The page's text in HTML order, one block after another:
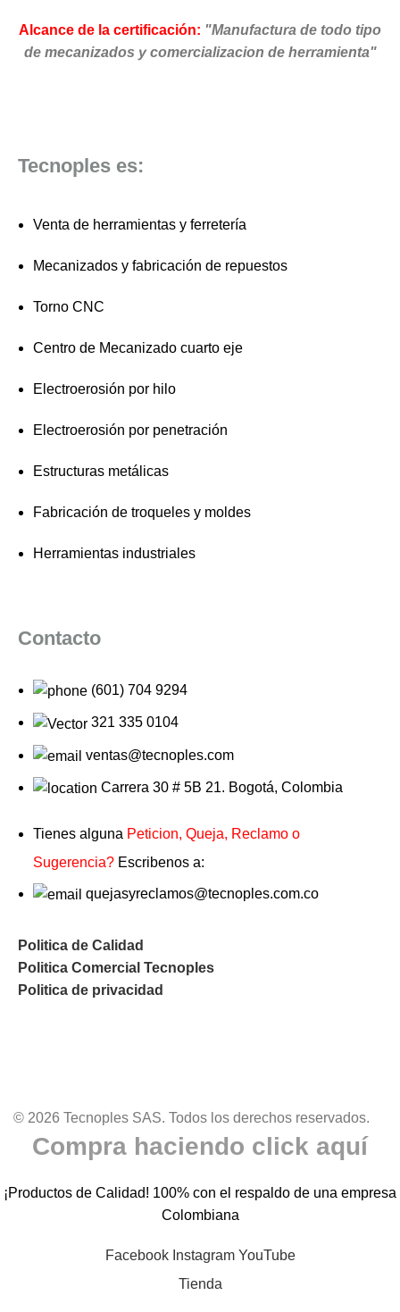
Alcance de la certificación: "Manufactura de todo tipo
de mecanizados y comercializacion de herramienta"
Tecnoples es:
Venta de herramientas y ferretería
Mecanizados y fabricación de repuestos
Torno CNC
Centro de Mecanizado cuarto eje
Electroerosión por hilo
Electroerosión por penetración
Estructuras metálicas
Fabricación de troqueles y moldes
Herramientas industriales
Contacto
(601) 704 9294
321 335 0104
ventas@tecnoples.com
Carrera 30 # 5B 21. Bogotá, Colombia
Tienes alguna Peticion, Queja, Reclamo o
Sugerencia? Escribenos a:
quejasyreclamos@tecnoples.com.co
Politica de Calidad
Politica Comercial Tecnoples
Politica de privacidad
© 2026 Tecnoples SAS. Todos los derechos reservados.
Compra haciendo click aquí
¡Productos de Calidad! 100% con el respaldo de una empresa
Colombiana
Facebook Instagram YouTube
Tienda